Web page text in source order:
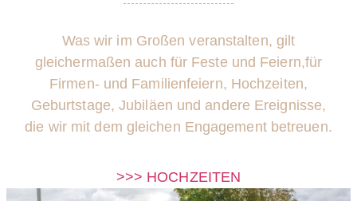
Was wir im Großen veranstalten, gilt
gleichermaßen auch für Feste und Feiern,für
Firmen- und Familienfeiern, Hochzeiten,
Geburtstage, Jubiläen und andere Ereignisse,
die wir mit dem gleichen Engagement betreuen.
>>> HOCHZEITEN